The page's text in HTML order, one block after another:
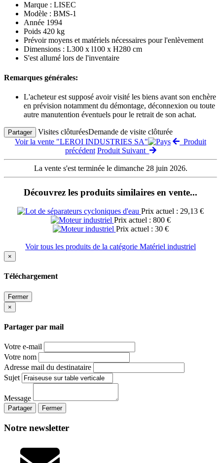
Marque : LISEC
Modèle : BMS-1
Année 1994
Poids 420 kg
Prévoir moyens et matériels nécessaires pour l'enlèvement
Dimensions : L300 x l100 x H280 cm
S'est allumé lors de l'inventaire
Remarques générales:
L'acheteur est supposé avoir visité les biens avant son enchère
en prévision notamment du démontage, déconnexion ou toute
autre manutention éventuels pour le retrait de son achat.
Partager Visites clôturéesDemande de visite clôturée
Voir la vente "LEROI INDUSTRIES SA"
Produit
précédent Produit Suivant
La vente s'est terminée le dimanche 28 juin 2026.
Découvrez les produits similaires en vente...
Prix actuel : 29,13 €
Prix actuel : 800 €
Prix actuel : 30 €
Voir tous les produits de la catégorie Matériel industriel
×
Téléchargement
Fermer
×
Partager par mail
Votre e-mail
Votre nom
Adresse mail du destinataire
Sujet
Message
Partager Fermer
Notre newsletter